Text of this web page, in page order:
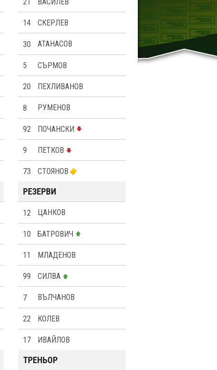
14 СКЕРЛЕВ
30 АТАНАСОВ
5 СЪРМОВ
20 ПЕХЛИВАНОВ
8 РУМЕНОВ
92 ПОЧАНСКИ
9 ПЕТКОВ
73 СТОЯНОВ
РЕЗЕРВИ
12 ЦАНКОВ
10 БАТРОВИЧ
11 МЛАДЕНОВ
99 СИЛВА
7 ВЪЛЧAНОВ
22 КОЛЕВ
17 ИВАЙЛОВ
ТРЕНЬОР